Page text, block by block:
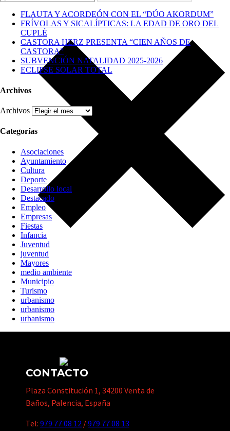
FLAUTA Y ACORDEÓN CON EL “DÚO AKORDUM”
FRÍVOLAS Y SICALÍPTICAS: LA EDAD DE ORO DEL
CUPLÉ
CASTORA HERZ PRESENTA “CIEN AÑOS DE
CASTORA”
SUBVENCIÓN NATALIDAD 2025-2026
ECLIPSE SOLAR TOTAL
Archivos
Archivos
Categorías
Asociaciones
Ayuntamiento
Cultura
Deporte
Desarrollo local
Destacado
Empleo
Empresas
Fiestas
Infancia
Juventud
juventud
Mayores
medio ambiente
Municipio
Turismo
urbanismo
urbanismo
urbanismo
CONTACTO
Plaza Constitución 1, 34200 Venta de
Baños, Palencia, España
Tel: 979 77 08 12 /979 77 08 13